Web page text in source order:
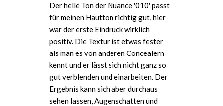
Der helle Ton der Nuance '010' passt
für meinen Hautton richtig gut, hier
war der erste Eindruck wirklich
positiv. Die Textur ist etwas fester
als man es von anderen Concealern
kennt und er lässt sich nicht ganz so
gut verblenden und einarbeiten. Der
Ergebnis kann sich aber durchaus
sehen lassen, Augenschatten und